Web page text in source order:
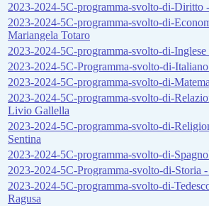
2023-2024-5C-programma-svolto-di-Diritto
2023-2024-5C-programma-svolto-di-
Mariangela Totaro
2023-2024-5C-programma-svolto-di-
2023-2024-5C-Programma-svolto-di-
2023-2024-5C-programma-svolto-di-
2023-2024-5C-programma-svolto-di-
Livio Gallella
2023-2024-5C-programma-svolto-di-
Sentina
2023-2024-5C-programma-svolto-di-
2023-2024-5C-Programma-svolto-di-Storia
2023-2024-5C-programma-svolto-di-
Ragusa